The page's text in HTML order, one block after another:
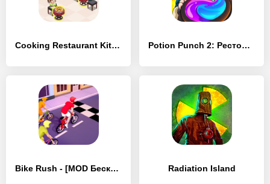
Cooking Restaurant Kitchen - [MOD Бесконечные монеты] Potion Punch 2: Ресторан Игры - [MOD Бесконечные монеты]
Bike Rush - [MOD Бесконечные монеты] Radiation Island